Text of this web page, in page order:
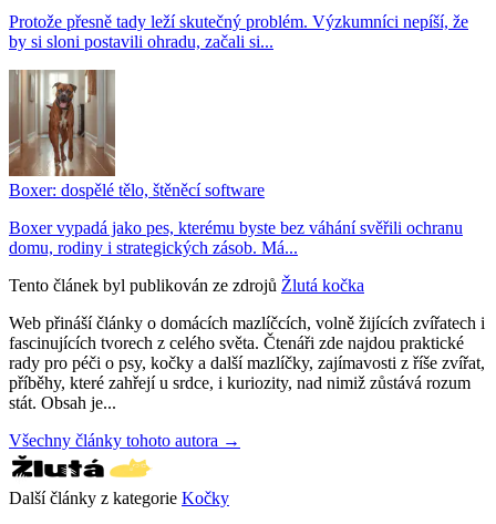
Protože přesně tady leží skutečný problém. Výzkumníci nepíší, že
by si sloni postavili ohradu, začali si...
Boxer: dospělé tělo, štěněcí software
Boxer vypadá jako pes, kterému byste bez váhání svěřili ochranu
domu, rodiny i strategických zásob. Má...
Tento článek byl publikován ze zdrojů Žlutá kočka
Web přináší články o domácích mazlíčcích, volně žijících zvířatech i
fascinujících tvorech z celého světa. Čtenáři zde najdou praktické
rady pro péči o psy, kočky a další mazlíčky, zajímavosti z říše zvířat,
příběhy, které zahřejí u srdce, i kuriozity, nad nimiž zůstává rozum
stát. Obsah je...
Všechny články tohoto autora →
Další články z kategorie Kočky